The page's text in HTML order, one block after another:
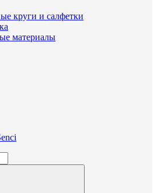
круги и салфетки
материалы